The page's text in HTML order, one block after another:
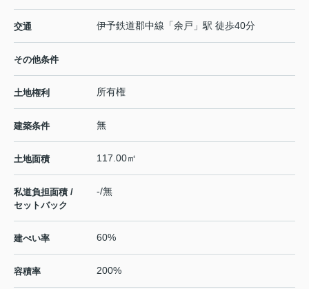
交通 伊予鉄道郡中線 「余戸 」駅 徒歩40分
その他条件
土地権利 所有権
建築条件 無
土地面積 117.00㎡
私道負担面積 /
セットバック
-/無
建ぺい率 60%
容積率 200%